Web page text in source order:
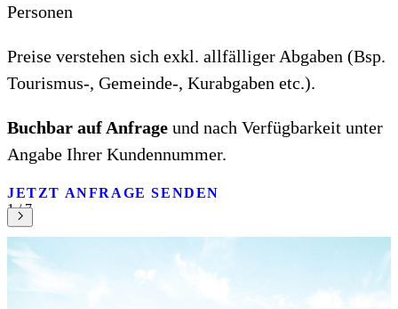
Personen
Preise verstehen sich exkl. allfälliger Abgaben (Bsp.
Tourismus-, Gemeinde-, Kurabgaben etc.).
Buchbar auf Anfrage und nach Verfügbarkeit unter
Angabe Ihrer Kundennummer.
JETZT ANFRAGE SENDEN
1 / 7